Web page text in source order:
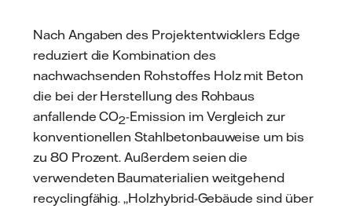
Nach Angaben des Projektentwicklers Edge
reduziert die Kombination des
nachwachsenden Rohstoffes Holz mit Beton
die bei der Herstellung des Rohbaus
anfallende CO2-Emission im Vergleich zur
konventionellen Stahlbetonbauweise um bis
zu 80 Prozent. Außerdem seien die
verwendeten Baumaterialien weitgehend
recyclingfähig. ,,Holzhybrid-Gebäude sind über